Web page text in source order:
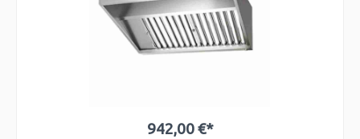
942,00 €*